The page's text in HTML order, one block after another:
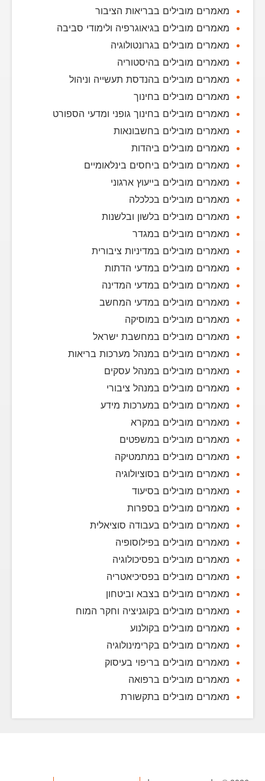
מאמרים מובילים בבריאות הציבור
מאמרים מובילים בגיאוגרפיה ולימודי סביבה
מאמרים מובילים בגרונטולוגיה
מאמרים מובילים בהיסטוריה
מאמרים מובילים בהנדסת תעשייה וניהול
מאמרים מובילים בחינוך
מאמרים מובילים בחינוך גופני ומדעי הספורט
מאמרים מובילים בחשבונאות
מאמרים מובילים ביהדות
מאמרים מובילים ביחסים בינלאומיים
מאמרים מובילים בייעוץ ארגוני
מאמרים מובילים בכלכלה
מאמרים מובילים בלשון ובלשנות
מאמרים מובילים במגדר
מאמרים מובילים במדיניות ציבורית
מאמרים מובילים במדעי הדתות
מאמרים מובילים במדעי המדינה
מאמרים מובילים במדעי המחשב
מאמרים מובילים במוסיקה
מאמרים מובילים במחשבת ישראל
מאמרים מובילים במנהל מערכות בריאות
מאמרים מובילים במנהל עסקים
מאמרים מובילים במנהל ציבורי
מאמרים מובילים במערכות מידע
מאמרים מובילים במקרא
מאמרים מובילים במשפטים
מאמרים מובילים במתמטיקה
מאמרים מובילים בסוציולוגיה
מאמרים מובילים בסיעוד
מאמרים מובילים בספרות
מאמרים מובילים בעבודה סוציאלית
מאמרים מובילים בפילוסופיה
מאמרים מובילים בפסיכולוגיה
מאמרים מובילים בפסיכיאטריה
מאמרים מובילים בצבא וביטחון
מאמרים מובילים בקוגניציה וחקר המוח
מאמרים מובילים בקולנוע
מאמרים מובילים בקרימינולוגיה
מאמרים מובילים בריפוי בעיסוק
מאמרים מובילים ברפואה
מאמרים מובילים בתקשורת